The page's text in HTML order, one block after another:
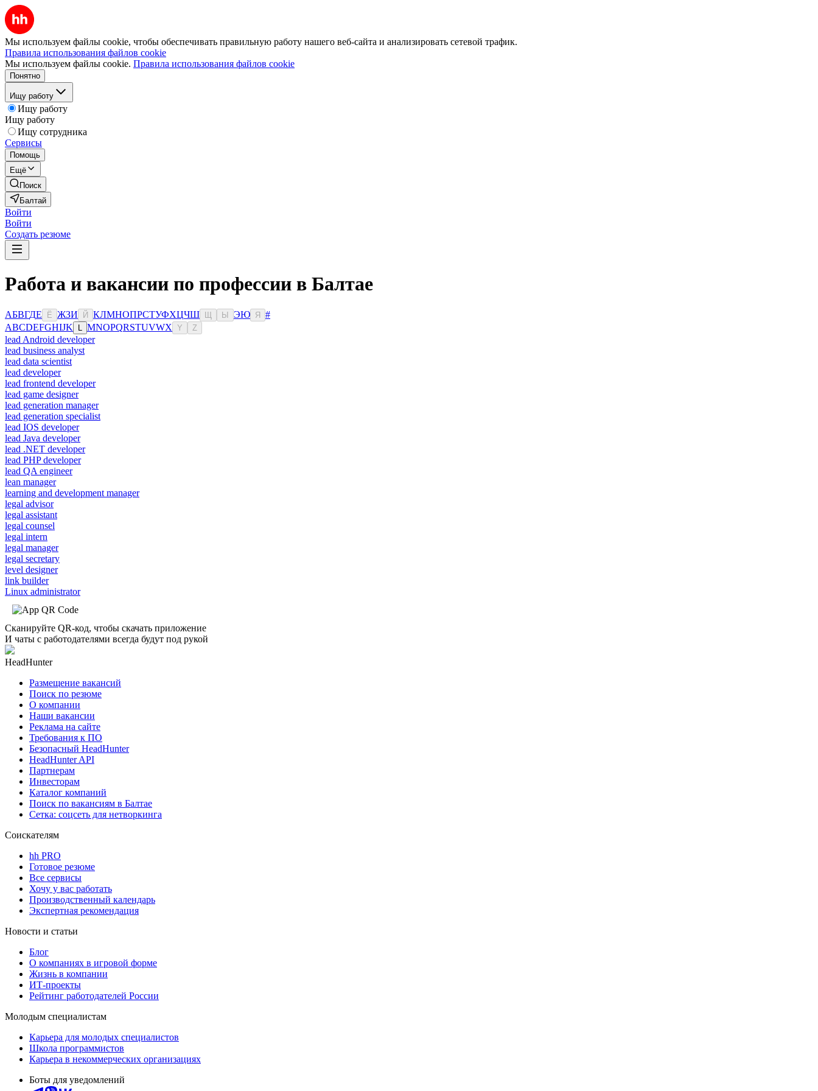
Мы используем файлы cookie, чтобы обеспечивать правильную работу нашего веб-сайта и анализировать сетевой трафик.
Правила использования файлов cookie
Мы используем файлы cookie. Правила использования файлов cookie
Понятно
Ищу работу
Ищу работу
Ищу работу
Ищу сотрудника
Сервисы
Помощь
Ещё
Поиск
Балтай
Войти
Войти
Создать резюме
Работа и вакансии по профессии в Балтае
АБВГДЕ Ё ЖЗИ Й КЛМНОПРСТУФХЦЧШ Ы ЭЮ Я
#
ABCDEFGHIJK MNOPQRSTUVWX Y Z
lead Android developer
lead business analyst
lead data scientist
lead developer
lead frontend developer
lead game designer
lead generation manager
lead generation specialist
lead IOS developer
lead Java developer
lead .NET developer
lead PHP developer
lead QA engineer
lean manager
learning and development manager
legal advisor
legal assistant
legal counsel
legal intern
legal manager
legal secretary
level designer
link builder
Linux administrator
Сканируйте QR-код, чтобы скачать приложение
И чаты с работодателями всегда будут под рукой
HeadHunter
Размещение вакансий
Поиск по резюме
О компании
Наши вакансии
Реклама на сайте
Требования к ПО
Безопасный HeadHunter
HeadHunter API
Партнерам
Инвесторам
Каталог компаний
Поиск по вакансиям в Балтае
Сетка: соцсеть для нетворкинга
Соискателям
hh PRO
Готовое резюме
Все сервисы
Хочу у вас работать
Производственный календарь
Экспертная рекомендация
Новости и статьи
Блог
О компаниях в игровой форме
Жизнь в компании
ИТ-проекты
Рейтинг работодателей России
Молодым специалистам
Карьера для молодых специалистов
Школа программистов
Карьера в некоммерческих организациях
Боты для уведомлений